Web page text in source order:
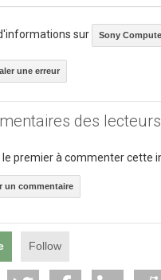
sur Sony
une erreur
des lecteurs
le premier à commenter cette
un commentaire
Follow